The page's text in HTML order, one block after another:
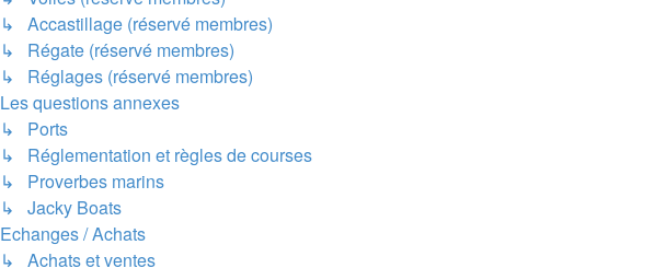
↳ Accastillage (réservé membres)
↳ Régate (réservé membres)
↳ Réglages (réservé membres)
Les questions annexes
↳ Ports
↳ Réglementation et règles de courses
↳ Proverbes marins
↳ Jacky Boats
Echanges / Achats
↳ Achats et ventes